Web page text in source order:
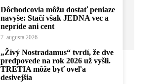
Dôchodcovia môžu dostať peniaze
navyše: Stačí však JEDNA vec a
nepríde ani cent
7. augusta 2026
„Živý Nostradamus“ tvrdí, že dve
predpovede na rok 2026 už vyšli.
TRETIA môže byť oveľa
desivejšia